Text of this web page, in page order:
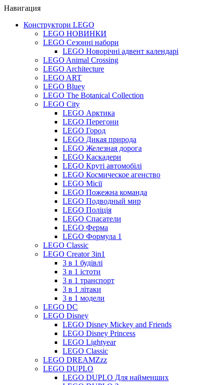
Навигация
Конструктори LEGO
LEGO НОВИНКИ
LEGO Сезонні набори
LEGO Новорічні адвент календарі
LEGO Animal Crossing
LEGO Architecture
LEGO ART
LEGO Bluey
LEGO The Botanical Collection
LEGO City
LEGO Арктика
LEGO Перегони
LEGO Город
LEGO Дикая природа
LEGO Железная дорога
LEGO Каскадери
LEGO Круті автомобілі
LEGO Космическое агенство
LEGO Місії
LEGO Пожежна команда
LEGO Подводный мир
LEGO Поліція
LEGO Спасатели
LEGO Ферма
LEGO Формула 1
LEGO Classic
LEGO Creator 3in1
3 в 1 будівлі
3 в 1 істоти
3 в 1 транспорт
3 в 1 літаки
3 в 1 модели
LEGO DC
LEGO Disney
LEGO Disney Mickey and Friends
LEGO Disney Princess
LEGO Lightyear
LEGO Classic
LEGO DREAMZzz
LEGO DUPLO
LEGO DUPLO Для найменших